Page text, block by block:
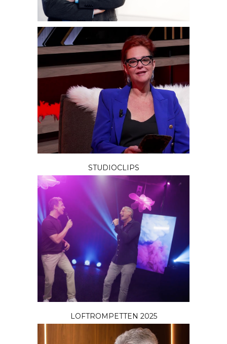
STUDIOCLIPS
LOFTROMPETTEN 2025